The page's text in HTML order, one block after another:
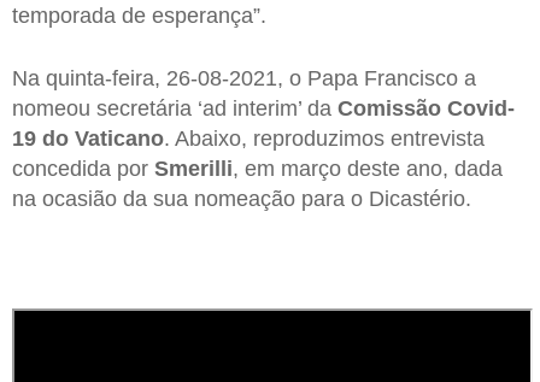
temporada de esperança”.
Na quinta-feira, 26-08-2021, o Papa Francisco a
nomeou secretária ‘ad interim’ da Comissão Covid-
19 do Vaticano. Abaixo, reproduzimos entrevista
concedida por Smerilli, em março deste ano, dada
na ocasião da sua nomeação para o Dicastério.